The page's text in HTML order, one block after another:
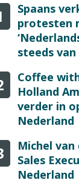
Spaans
protesten
steeds
Coffee
Holland
verder in
Nederland
Michel
Sales
Nederland